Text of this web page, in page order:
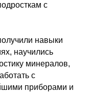
с
навыки
научились
минералов,
с
приборами и